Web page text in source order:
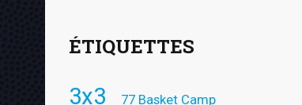
ÉTIQUETTES
3x3 77 Basket Camp